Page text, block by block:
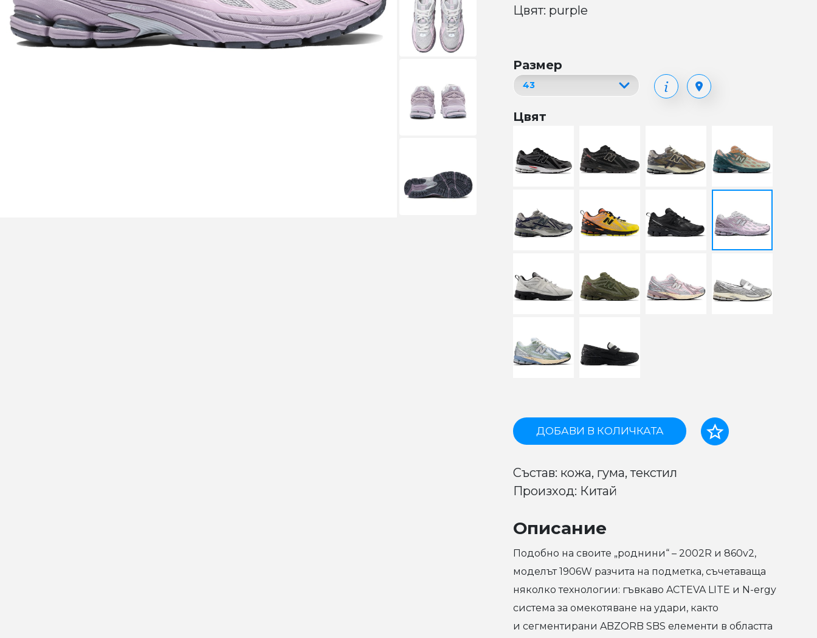
Цвят: purple
Размер
Цвят
ДОБАВИ В КОЛИЧКАТА
Състав: кожа, гума, текстил
Произход: Китай
Описание
Подобно на своите „роднини“ – 2002R и 860v2,
моделът 1906W разчита на подметка, съчетаваща
няколко технологии: гъвкаво ACTEVA LITE и N-ergy
система за омекотяване на удари, както
и сегментирани ABZORB SBS елементи в областта